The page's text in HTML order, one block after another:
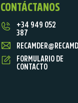
CONTÁCTANOS
+34 949 052
387
FORMULARIO DE
CONTACTO